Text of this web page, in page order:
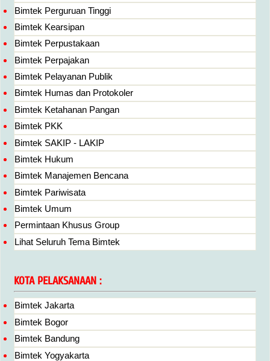
Bimtek Perguruan Tinggi
Bimtek Kearsipan
Bimtek Perpustakaan
Bimtek Perpajakan
Bimtek Pelayanan Publik
Bimtek Humas dan Protokoler
Bimtek Ketahanan Pangan
Bimtek PKK
Bimtek SAKIP - LAKIP
Bimtek Hukum
Bimtek Manajemen Bencana
Bimtek Pariwisata
Bimtek Umum
Permintaan Khusus Group
Lihat Seluruh Tema Bimtek
KOTA PELAKSANAAN :
Bimtek Jakarta
Bimtek Bogor
Bimtek Bandung
Bimtek Yogyakarta